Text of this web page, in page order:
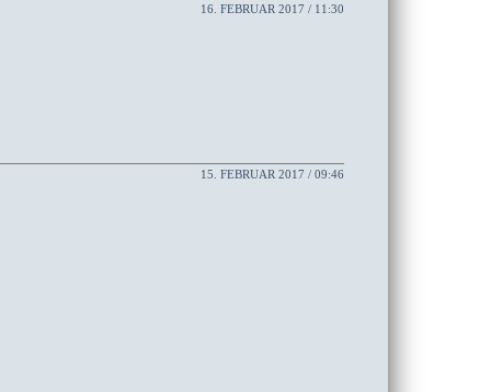
16. FEBRUAR 2017 / 11:30
15. FEBRUAR 2017 / 09:46